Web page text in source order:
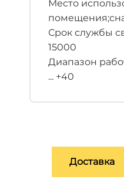
Место
Срок службы
15000
Диапазон
... +40
Доставка